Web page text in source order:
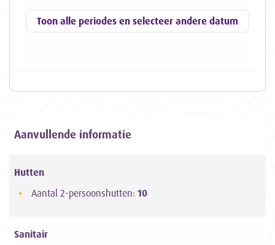
Toon alle periodes en selecteer andere datum
Aanvullende informatie
Hutten
Aantal 2-persoonshutten: 10
Sanitair